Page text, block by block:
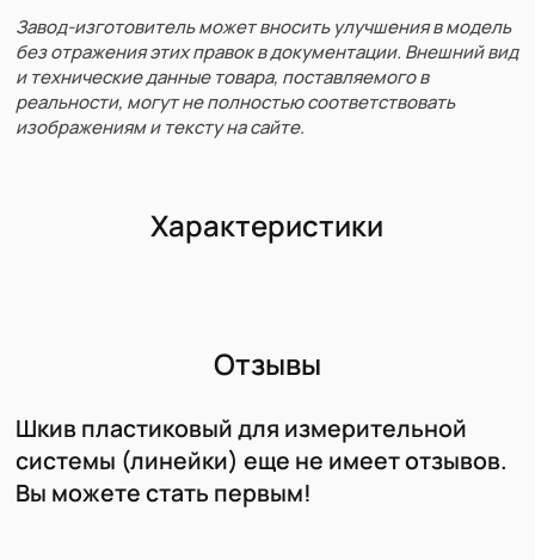
Завод-изготовитель может вносить улучшения в модель
без отражения этих правок в документации. Внешний вид
и технические данные товара, поставляемого в
реальности, могут не полностью соответствовать
изображениям и тексту на сайте.
Характеристики
Отзывы
Шкив пластиковый для измерительной
системы (линейки) еще не имеет отзывов.
Вы можете стать первым!